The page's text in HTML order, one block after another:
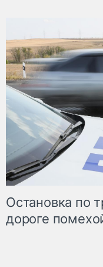
Остановка по
дороге